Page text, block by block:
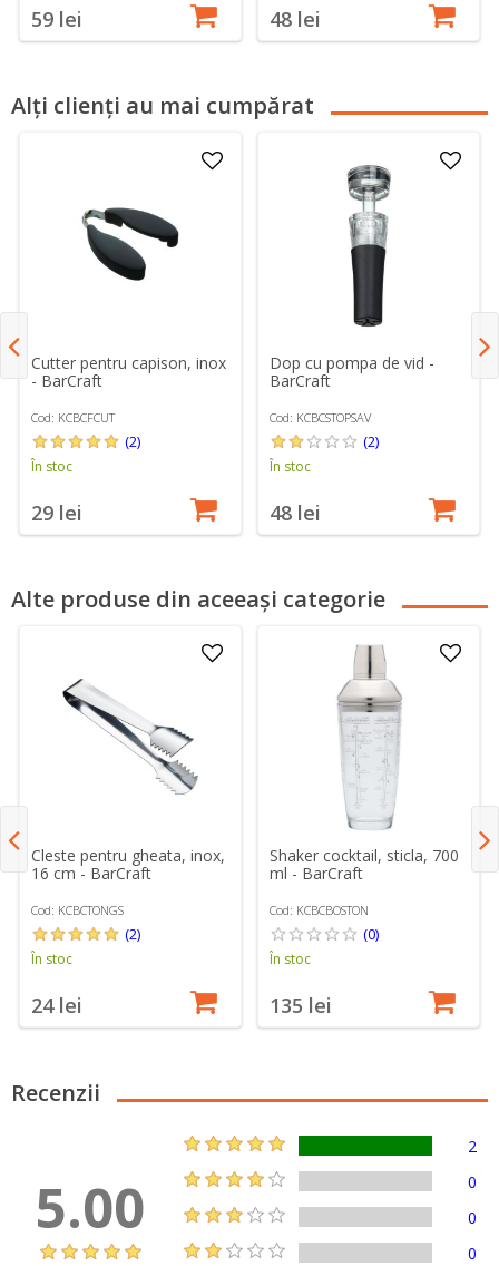
59 lei 48 lei
Alți clienți au mai cumpărat
Cutter pentru capison, inox
- BarCraft
Cod: KCBCFCUT
(2)
În stoc
29 lei
Dop cu pompa de vid -
BarCraft
Cod: KCBCSTOPSAV
(2)
În stoc
48 lei
Alte produse din aceeași categorie
Cleste pentru gheata, inox,
16 cm - BarCraft
Cod: KCBCTONGS
(2)
În stoc
24 lei
Shaker cocktail, sticla, 700
ml - BarCraft
Cod: KCBCBOSTON
(0)
În stoc
135 lei
Recenzii
5.00
2
0
0
0